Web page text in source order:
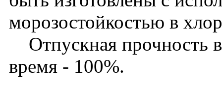
морозостойкостью в
Отпускная прочность
время - 100%.